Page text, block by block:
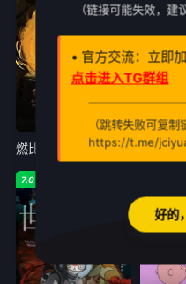
燃比娃 萌宠进
7.0
（链接可能失效，建
• 官方交流：立即
点击进入TG群组
（跳转失败可复制
https://t.me/
好的